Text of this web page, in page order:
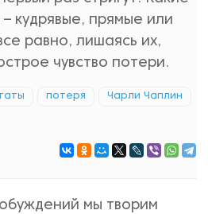
кудрявые, прямые или
равно, лишаясь их,
чувство потери.
потеря Чарли Чаплин
мы творим